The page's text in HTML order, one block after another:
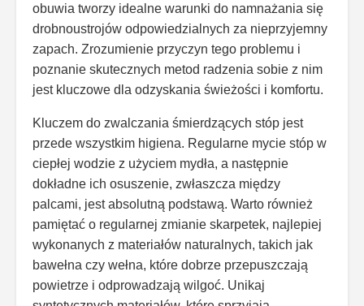
obuwia tworzy idealne warunki do namnażania się
drobnoustrojów odpowiedzialnych za nieprzyjemny
zapach. Zrozumienie przyczyn tego problemu i
poznanie skutecznych metod radzenia sobie z nim
jest kluczowe dla odzyskania świeżości i komfortu.
Kluczem do zwalczania śmierdzących stóp jest
przede wszystkim higiena. Regularne mycie stóp w
ciepłej wodzie z użyciem mydła, a następnie
dokładne ich osuszenie, zwłaszcza między
palcami, jest absolutną podstawą. Warto również
pamiętać o regularnej zmianie skarpetek, najlepiej
wykonanych z materiałów naturalnych, takich jak
bawełna czy wełna, które dobrze przepuszczają
powietrze i odprowadzają wilgoć. Unikaj